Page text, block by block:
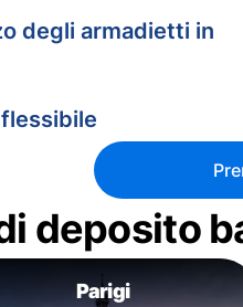
degli armadietti in
deposito
Parigi